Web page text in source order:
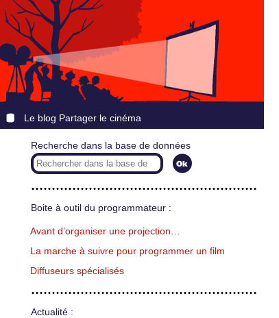
Le blog Partager le cinéma
Recherche dans la base de données
Boite à outil du programmateur :
Avant d’organiser une projection…
La marche à suivre pour programmer un film
Diffuseurs spécialisés
Actualité :